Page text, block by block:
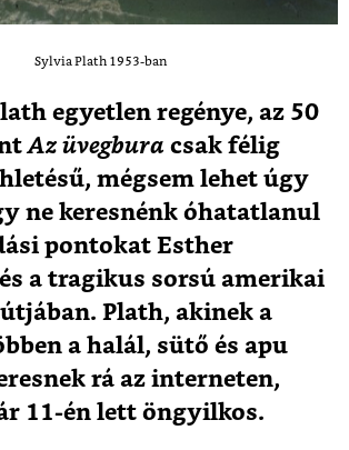
Sylvia Plath 1953-ban
egyetlen regénye, az 50
Az üvegbura csak félig
mégsem lehet úgy
ne keresnénk óhatatlanul
pontokat Esther
a tragikus sorsú amerikai
Plath, akinek a
a halál, sütő és apu
rá az interneten,
11-én lett öngyilkos.